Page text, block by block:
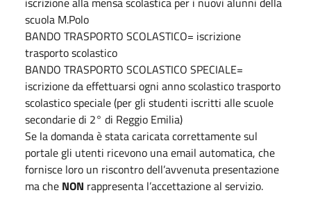
scuola M.Polo
BANDO TRASPORTO SCOLASTICO= iscrizione
trasporto scolastico
BANDO TRASPORTO SCOLASTICO SPECIALE=
iscrizione da effettuarsi ogni anno scolastico trasporto
scolastico speciale (per gli studenti iscritti alle scuole
secondarie di 2° di Reggio Emilia)
Se la domanda è stata caricata correttamente sul
portale gli utenti ricevono una email automatica, che
fornisce loro un riscontro dell’avvenuta presentazione
ma che NON rappresenta l’accettazione al servizio.